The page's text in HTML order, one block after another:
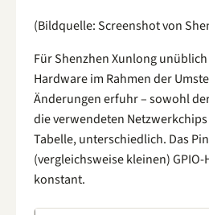
(Bildquelle: Screenshot von
Für Shenzhen Xunlong
Hardware im Rahmen der
Änderungen erfuhr – sowohl
die verwendeten
Tabelle, unterschiedlich. Das
(vergleichsweise kleinen)
konstant.